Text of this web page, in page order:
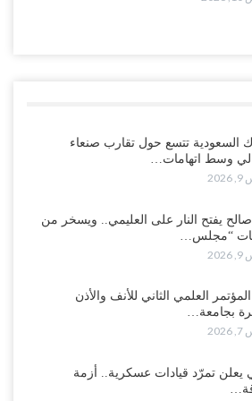
بجيبوتي عقب هجوم يمني واسع
اليمن..!
خلفية العصيان المدني وتصاعد الاحتجاجات
مع اقتراب تصعيد شامل.. السعودية تحتجز
في الضالع.. والرياض تلوّح بالخيار
العليمي.. ويسخر من اجتماعات “مجلس
من جنوده..!
السعودية تتسع حول تقارب صنعاء
وسط اتهامات…
يفتح النار على العليمي.. ويسخر من
“مجلس…
المؤتمر العلمي الثاني للأنف والأذن
بجامعة…
يعلن تمرّد قيادات عسكرية.. أزمة